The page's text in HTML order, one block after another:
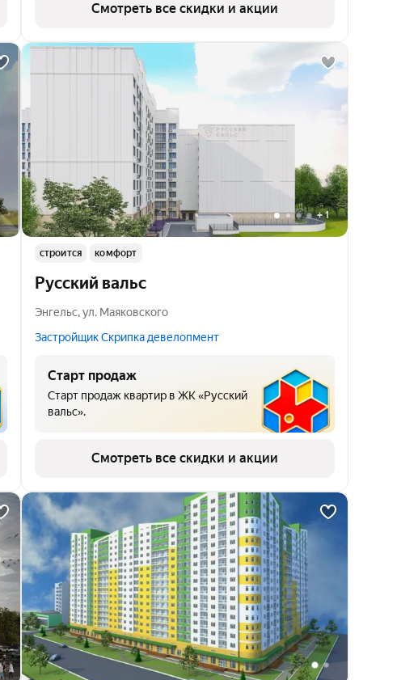
Смотреть все скидки и акции
+1
строится комфорт
Русский вальс
Энгельс,ул. Маяковского
Застройщик Скрипка девелопмент
Старт продаж
Старт продаж квартир в ЖК «Русский
вальс».
Смотреть все скидки и акции